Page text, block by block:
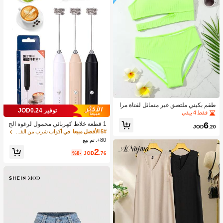
طقم بكيني ملتصق غير متماثل لفتاة مرا
هقة شاطئ صيفي
فقط 4 بيقي
JOD6.20
توفير JOD0.24
1 قطعة خلاط كهربائي محمول لرغوة الح
ليب، رغاية الحليب القابلة للشحن - شحن
USB، 3 سرعات، خلاط حليب كهربائي ص
غير، مناسب للقهوة/اللاتيه/الكابتشينو/الش
وكولاتة الساخنة/البيض
5# الأفضل مبيعا
في أكواب شرب من الفولاذ المقاوم للصدأ جهاز رغوة ال
80+. تم بيع
JOD2.76
%8-